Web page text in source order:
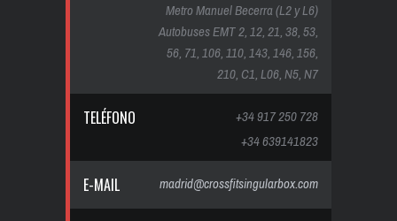
Metro Manuel Becerra (L2 y L6)
Autobuses EMT 2, 12, 21, 38, 53,
56, 71, 106, 110, 143, 146, 156,
210, C1, L06, N5, N7
TELÉFONO
+34 917 250 728
+34 639141823
E-MAIL madrid@crossfitsingularbox.com